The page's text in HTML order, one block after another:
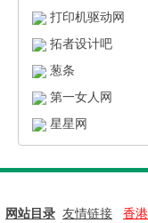
打印机驱动网
拓者设计吧
葱条
第一女人网
星星网
网站目录 友情链接 香